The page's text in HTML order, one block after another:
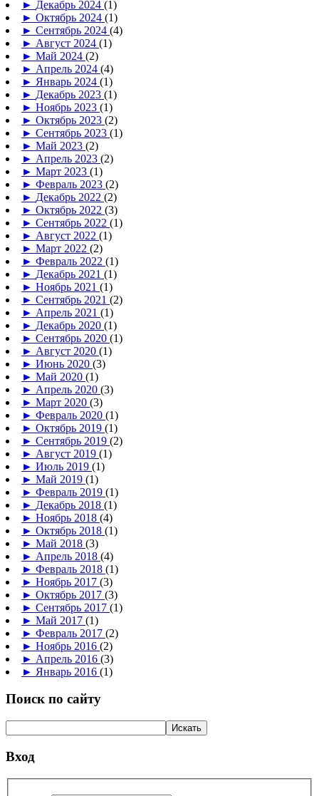
► Декабрь 2024 (1)
► Октябрь 2024 (1)
► Сентябрь 2024 (4)
► Август 2024 (1)
► Май 2024 (2)
► Апрель 2024 (4)
► Январь 2024 (1)
► Декабрь 2023 (1)
► Ноябрь 2023 (1)
► Октябрь 2023 (2)
► Сентябрь 2023 (1)
► Май 2023 (2)
► Апрель 2023 (2)
► Март 2023 (1)
► Февраль 2023 (2)
► Декабрь 2022 (2)
► Октябрь 2022 (3)
► Сентябрь 2022 (1)
► Август 2022 (1)
► Март 2022 (2)
► Февраль 2022 (1)
► Декабрь 2021 (1)
► Ноябрь 2021 (1)
► Сентябрь 2021 (2)
► Апрель 2021 (1)
► Декабрь 2020 (1)
► Сентябрь 2020 (1)
► Август 2020 (1)
► Июнь 2020 (3)
► Май 2020 (1)
► Апрель 2020 (3)
► Март 2020 (3)
► Февраль 2020 (1)
► Октябрь 2019 (1)
► Сентябрь 2019 (2)
► Август 2019 (1)
► Июль 2019 (1)
► Май 2019 (1)
► Февраль 2019 (1)
► Декабрь 2018 (1)
► Ноябрь 2018 (4)
► Октябрь 2018 (1)
► Май 2018 (3)
► Апрель 2018 (4)
► Февраль 2018 (1)
► Ноябрь 2017 (3)
► Октябрь 2017 (3)
► Сентябрь 2017 (1)
► Май 2017 (1)
► Февраль 2017 (2)
► Ноябрь 2016 (2)
► Апрель 2016 (3)
► Январь 2016 (1)
Поиск по сайту
Вход